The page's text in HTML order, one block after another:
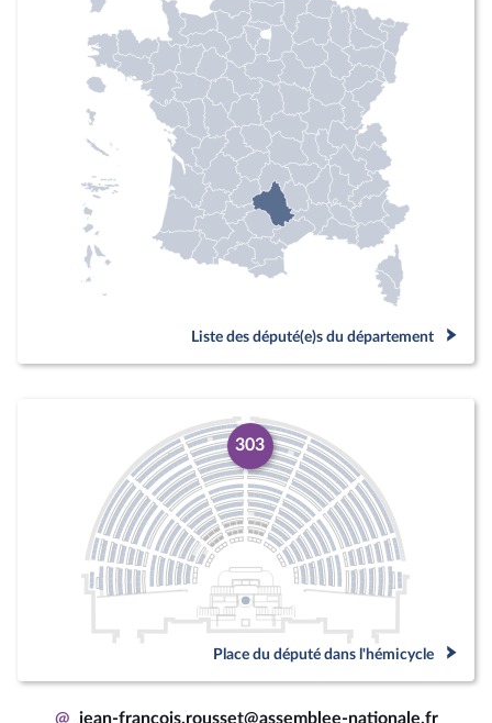
Liste des député(e)s du département
303
Place du député dans l'hémicycle
@ jean-francois.rousset@assemblee-nationale.fr